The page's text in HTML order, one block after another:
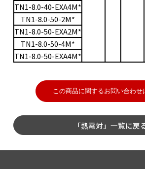
TN1-8.0-40-EXA4M*
TN1-8.0-50-2M*
TN1-8.0-50-EXA2M*
TN1-8.0-50-4M*
TN1-8.0-50-EXA4M*
「熱電対」一覧に戻